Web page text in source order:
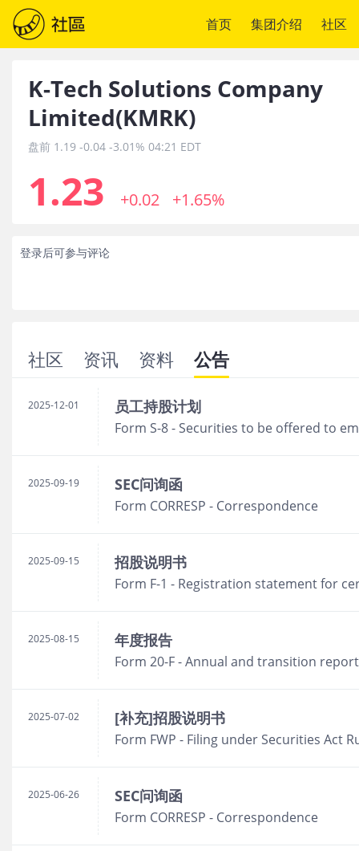
首页 集团介绍 社区
K-Tech Solutions Company
Limited(KMRK)
盘前 1.19 -0.04 -3.01% 04:21 EDT
1.23 +0.02 +1.65%
登录后可参与评论
社区 资讯 资料 公告
2025-12-01 员工持股计划
Form S-8 - Securities to be offered to
2025-09-19 SEC问询函
Form CORRESP - Correspondence
2025-09-15 招股说明书
Form F-1 - Registration statement for
2025-08-15 年度报告
Form 20-F - Annual and transition
2025-07-02 [补充]招股说明书
Form FWP - Filing under Securities Act
2025-06-26 SEC问询函
Form CORRESP - Correspondence